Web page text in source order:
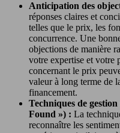
Anticipation des
réponses claires et
telles que le prix, les
concurrence. Une
objections de manière
votre expertise et votre
concernant le prix
valeur à long terme de
financement.
Techniques de
Found ») : La
reconnaître les